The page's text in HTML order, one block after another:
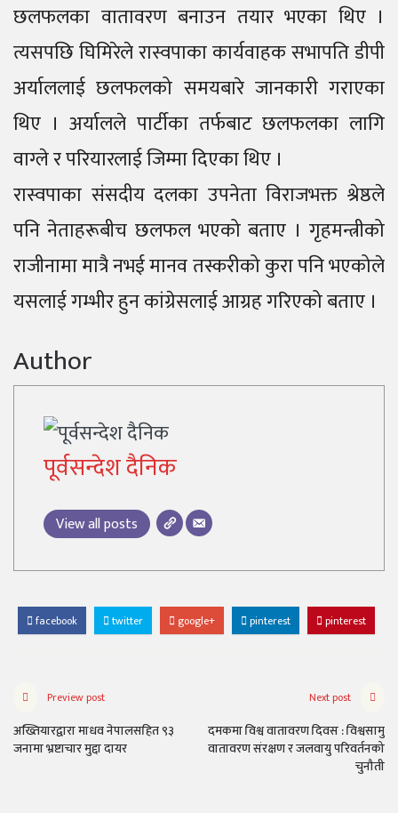
छलफलका वातावरण बनाउन तयार भएका थिए ।
त्यसपछि घिमिरेले रास्वपाका कार्यवाहक सभापति डीपी
अर्याललाई छलफलको समयबारे जानकारी गराएका
थिए । अर्यालले पार्टीका तर्फबाट छलफलका लागि
वाग्ले र परियारलाई जिम्मा दिएका थिए ।
रास्वपाका संसदीय दलका उपनेता विराजभक्त श्रेष्ठले
पनि नेताहरूबीच छलफल भएको बताए । गृहमन्त्रीको
राजीनामा मात्रै नभई मानव तस्करीको कुरा पनि भएकोले
यसलाई गम्भीर हुन कांग्रेसलाई आग्रह गरिएको बताए ।
Author
पूर्वसन्देश दैनिक
View all posts
facebook twitter google+ pinterest pinterest
Preview post
अख्तियारद्वारा माधव नेपालसहित ९३
जनामा भ्रष्टाचार मुद्दा दायर
Next post
दमकमा विश्व वातावरण दिवस : विश्वसामु
वातावरण संरक्षण र जलवायु परिवर्तनको
चुनौती